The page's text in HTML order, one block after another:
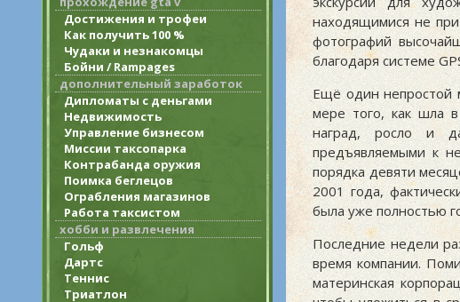
Достижения и трофеи
Как получить 100 %
Чудаки и незнакомцы
Бойни / Rampages
дополнительный заработок
Дипломаты с деньгами
Недвижимость
Управление бизнесом
Миссии таксопарка
Контрабанда оружия
Поимка беглецов
Ограбления магазинов
Работа таксистом
хобби и развлечения
Гольф
Дартс
Теннис
Триатлон
находящимися не
фотографий
благодаря системе
Ещё один непростой
мере того, как шла
наград, росло и
предъявляемыми к
порядка девяти
2001 года,
была уже полностью
Последние недели
время компании.
материнская